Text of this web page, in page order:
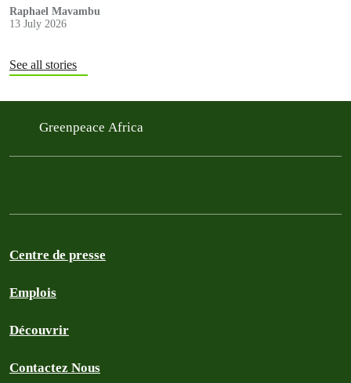
Congo (RDC) à maintenir le moratoire sur l’attribution de
nouvelles concessions forestières industrielles.
Raphael Mavambu
13 July 2026
See all stories
Greenpeace Africa
Centre de presse
Emplois
Découvrir
Contactez Nous